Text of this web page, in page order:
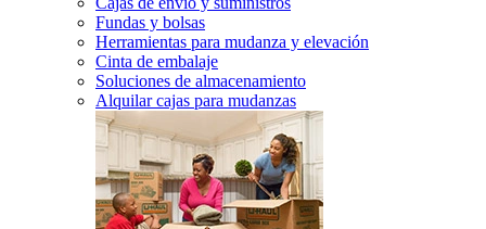
Fundas y bolsas
Herramientas para mudanza y elevación
Cinta de embalaje
Soluciones de almacenamiento
Alquilar cajas para mudanzas